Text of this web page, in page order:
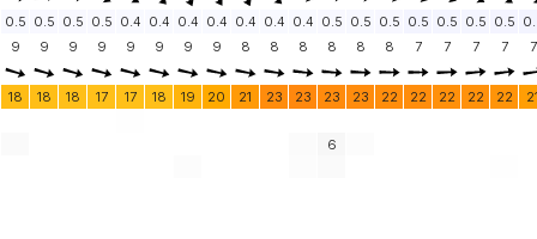
0.5 0.5 0.5 0.5 0.4 0.4 0.4 0.4 0.4 0.4 0.4 0.5 0.5 0.5 0.5 0.5 0.5 0.5
9
9 9 9 9 9 9 9 8 8 8 8 8 8 7 7 7 7 7
18 18 18 17 17 18 19 20 21 23 23 23 23 22 22 22 22 22
6